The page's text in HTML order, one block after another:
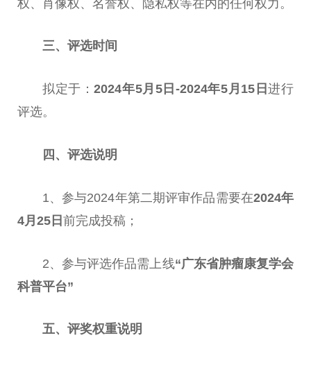
权、肖像权、名誉权、隐私权等在内的任何权力。
三、评选时间
拟定于：2024年5月5日-2024年5月15日进行
评选。
四、评选说明
1、参与2024年第二期评审作品需要在2024年
4月25日 前完成投稿；
2、参与评选作品需上线“广东省肿瘤康复学会
科普平台”
五、评奖权重说明